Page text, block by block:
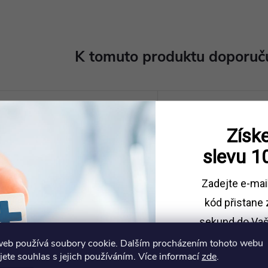
používá soubory cookie. Dalším procházením tohoto webu
souhlas s jejich používáním. Více informacízde.
K tomuto produktu
Model plíce s hrtanem, 7 částí
Model hrtanu s
stromem a
slevu
Zadejte e-
kód přistane
sekund do
Sleva platí při